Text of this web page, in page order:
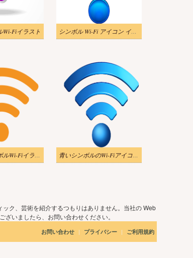
Wi-Fiイラスト シンボル Wi-Fi アイコン イラスト
オレンジシンボルWi-Fiイラスト 青いシンボルのWi-Fiアイコンのイラスト
ク、芸術を紹介するつもりはありません。当社の Web
いましたら、お問い合わせください。
お問い合わせ | プライバシー | ご利用規約